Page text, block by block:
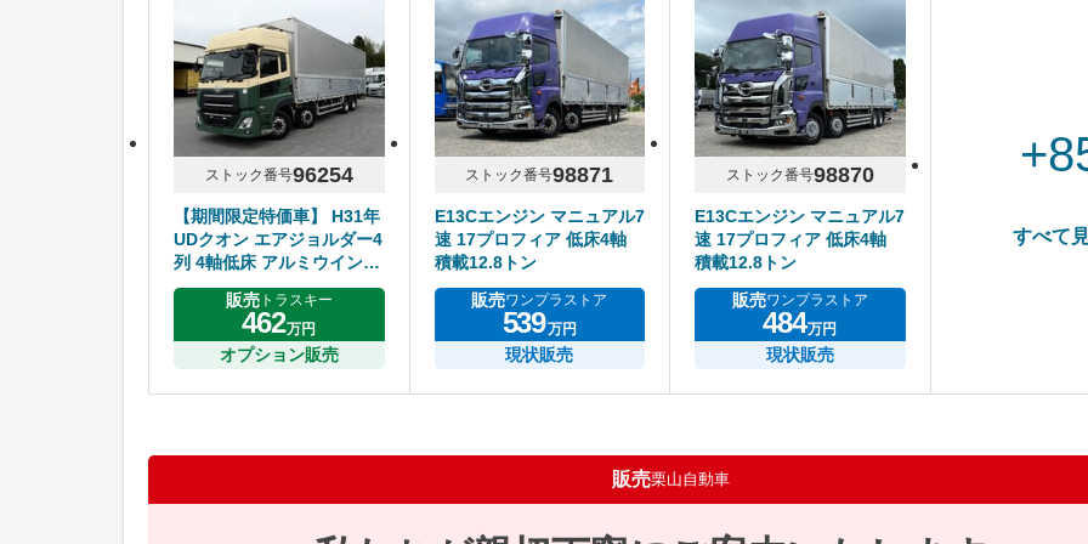
ストック番号96254
【期間限定特価車】 H31年
UDクオン エアジョルダー4
列 4軸低床 アルミウイング
ハイルーフ リアエアサス
アルミホイール エスコット
販売トラスキー
462万円
オプション販売
ストック番号98871
E13Cエンジン マニュアル7
速 17プロフィア 低床4軸
積載12.8トン
販売ワンプラストア
539万円
現状販売
ストック番号98870
E13Cエンジン マニュアル7
速 17プロフィア 低床4軸
積載12.8トン
販売ワンプラストア
484万円
現状販売
すべて
販売栗山自動車